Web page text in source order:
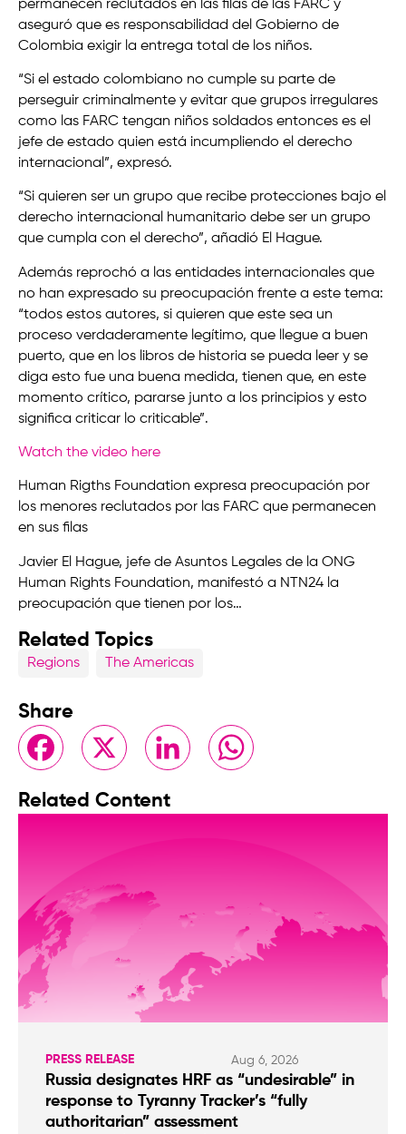
permanecen reclutados en las filas de las FARC y
aseguró que es responsabilidad del Gobierno de
Colombia exigir la entrega total de los niños.
“Si el estado colombiano no cumple su parte de
perseguir criminalmente y evitar que grupos irregulares
como las FARC tengan niños soldados entonces es el
jefe de estado quien está incumpliendo el derecho
internacional”, expresó.
“Si quieren ser un grupo que recibe protecciones bajo el
derecho internacional humanitario debe ser un grupo
que cumpla con el derecho”, añadió El Hague.
Además reprochó a las entidades internacionales que
no han expresado su preocupación frente a este tema:
“todos estos autores, si quieren que este sea un
proceso verdaderamente legítimo, que llegue a buen
puerto, que en los libros de historia se pueda leer y se
diga esto fue una buena medida, tienen que, en este
momento crítico, pararse junto a los principios y esto
significa criticar lo criticable”.
Watch the video here
Human Rigths Foundation expresa preocupación por
los menores reclutados por las FARC que permanecen
en sus filas
Javier El Hague, jefe de Asuntos Legales de la ONG
Human Rights Foundation, manifestó a NTN24 la
preocupación que tienen por los…
Related Topics
Regions The Americas
Share
FacebookX LinkedIn WhatsApp
Related Content
PRESS RELEASE Aug 6, 2026
Russia designates HRF as “undesirable” in
response to Tyranny Tracker’s “fully
authoritarian” assessment